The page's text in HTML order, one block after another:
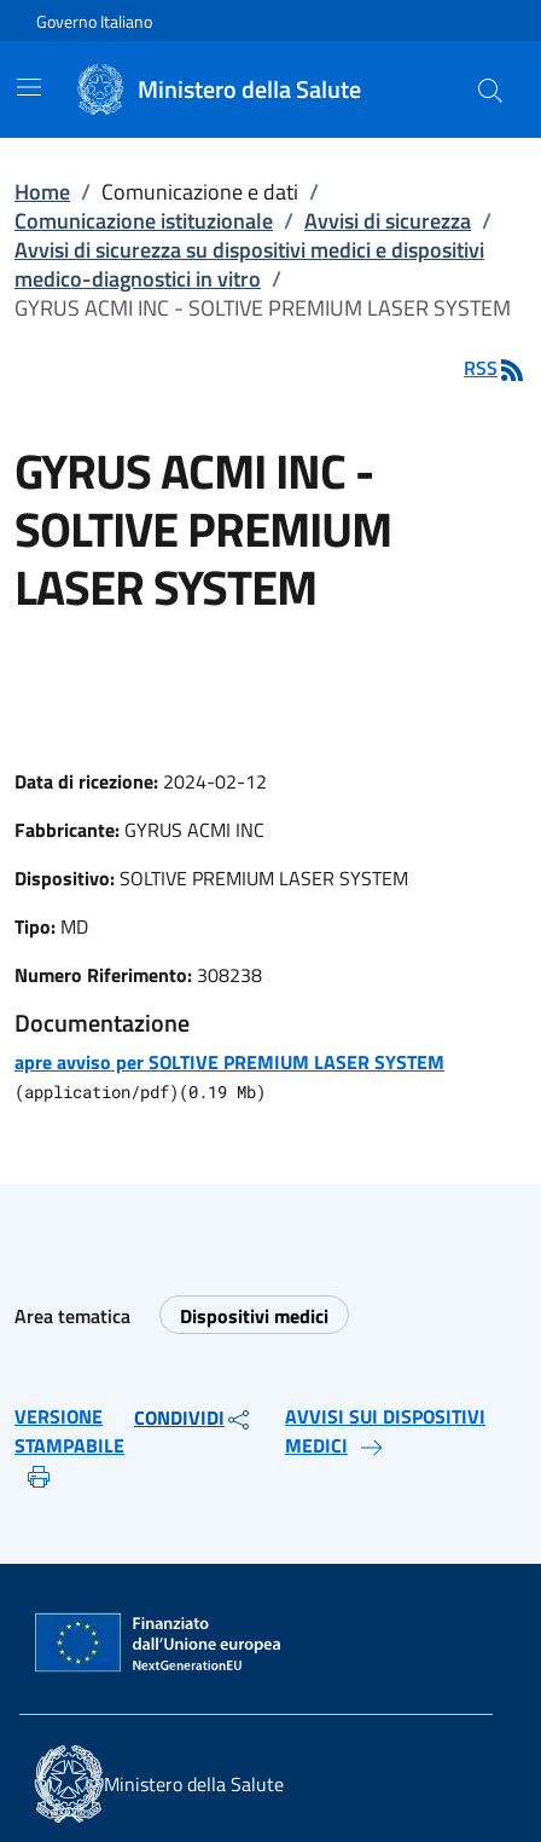
Vai direttamente al contenuto
Governo Italiano
Ministero della Salute
Home / Comunicazione e dati /
Comunicazione istituzionale / Avvisi di sicurezza /
Avvisi di sicurezza su dispositivi medici e dispositivi
medico-diagnostici in vitro /
GYRUS ACMI INC - SOLTIVE PREMIUM LASER SYSTEM
RSS
GYRUS ACMI INC -
SOLTIVE PREMIUM
LASER SYSTEM
Data di ricezione: 2024-02-12
Fabbricante: GYRUS ACMI INC
Dispositivo:SOLTIVE PREMIUM LASER SYSTEM
Tipo: MD
Numero Riferimento: 308238
Documentazione
apre avviso per SOLTIVE PREMIUM LASER SYSTEM
(application/pdf) (0.19 Mb)
Area tematica Dispositivi medici
VERSIONE
STAMPABILE
CONDIVIDI
AVVISI SUI DISPOSITIVI
MEDICI
Ministero della Salute